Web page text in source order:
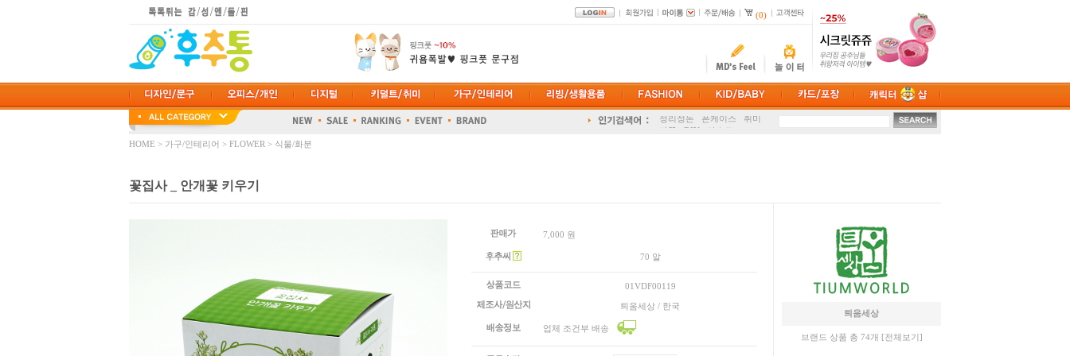
(0)
홈트 겨울패션 손난로
정리정돈 폰케이스
취미
다꾸
DIY 마스크
HOME > 가구/인테리어 > FLOWER > 식물/화분
꽃집사 _ 안개꽃 키우기
7,000 원
70 알
01VDF00119
틔움세상 / 한국
업체 조건부 배송
틔움세상
브랜드 상품 총 74개 [전체보기]